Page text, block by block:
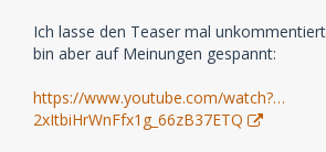
Ich lasse den Teaser mal
bin aber auf Meinungen gespannt:
https://www.youtube.com/watch?…
2xItbiHrWnFfx1g_66zB37ETQ